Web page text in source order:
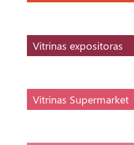
Vitrinas expositoras
Vitrinas Supermarket